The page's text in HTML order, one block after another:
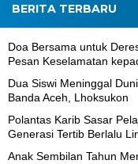
BERITA TERBARU
Doa Bersama untuk
Pesan Keselamatan
Dua Siswi Meninggal
Banda Aceh, Lhoksukon
Polantas Karib Sasar
Generasi Tertib Berlalu
Anak Sembilan Tahun